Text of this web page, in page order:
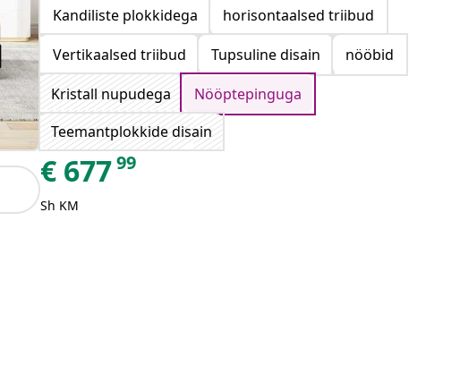
Kandiliste plokkidega
horisontaalsed triibud
Vertikaalsed triibud
Tupsuline disain
nööbid
Kristall nupudega
Nööptepinguga
Teemantplokkide disain
€ 67799
Sh KM